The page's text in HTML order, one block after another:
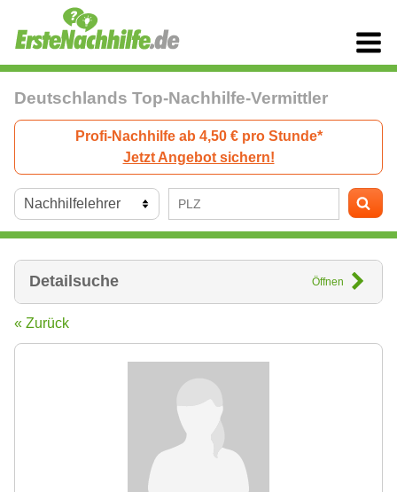
Deutschlands Top-Nachhilfe-Vermittler
Profi-Nachhilfe ab 4,50 € pro Stunde*
Jetzt Angebot sichern!
Detailsuche Öffnen
« Zurück